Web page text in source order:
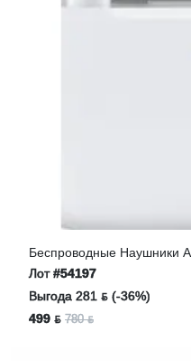
Беспроводные Наушники
Лот#54197
Выгода 281 ƃ (-36%)
499 ƃ 780 ƃ